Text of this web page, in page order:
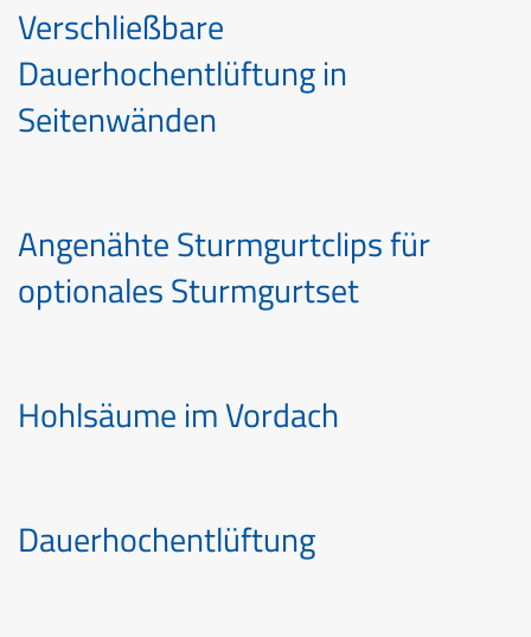
Verschließbare
Dauerhochentlüftung in
Seitenwänden
Angenähte Sturmgurtclips für
optionales Sturmgurtset
Hohlsäume im Vordach
Dauerhochentlüftung